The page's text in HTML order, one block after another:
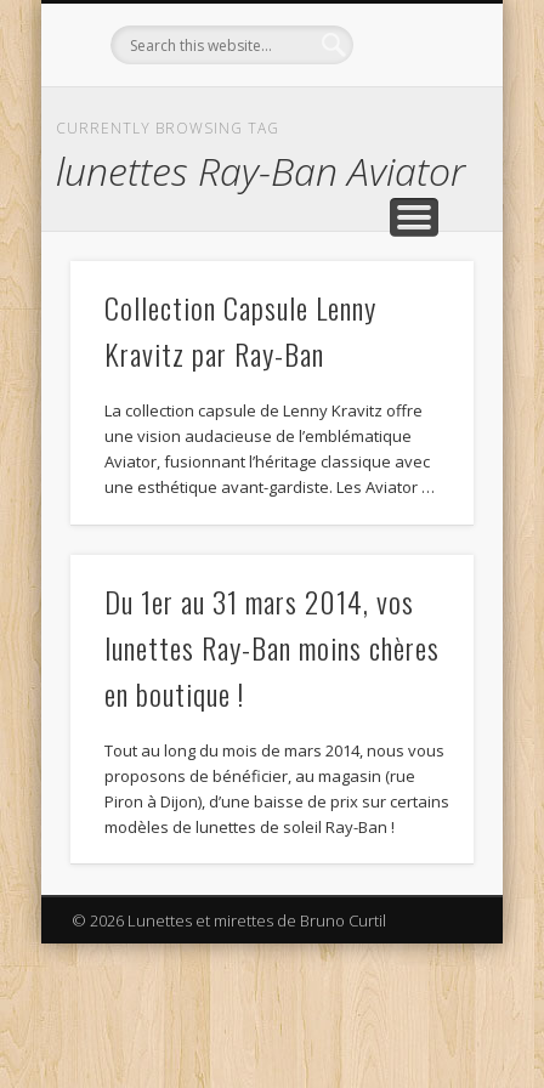
CURRENTLY BROWSING TAG
lunettes Ray-Ban Aviator
Collection Capsule Lenny
Kravitz par Ray-Ban
La collection capsule de Lenny Kravitz offre
une vision audacieuse de l’emblématique
Aviator, fusionnant l’héritage classique avec
une esthétique avant-gardiste. Les Aviator …
Du 1er au 31 mars 2014, vos
lunettes Ray-Ban moins chères
en boutique !
Tout au long du mois de mars 2014, nous vous
proposons de bénéficier, au magasin (rue
Piron à Dijon), d’une baisse de prix sur certains
modèles de lunettes de soleil Ray-Ban !
© 2026 Lunettes et mirettes de Bruno Curtil